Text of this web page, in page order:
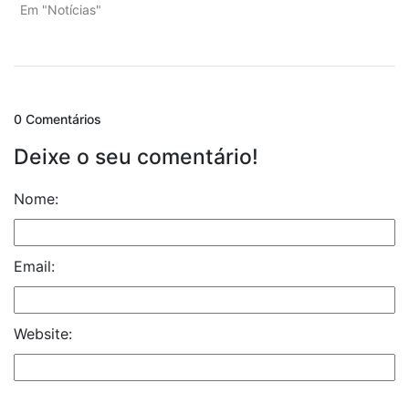
Em "Notícias"
0 Comentários
Deixe o seu comentário!
Nome:
Email:
Website: